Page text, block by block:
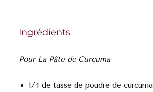
Ingrédients
Pour La Pâte de Curcuma
1/4 de tasse de poudre de curcuma